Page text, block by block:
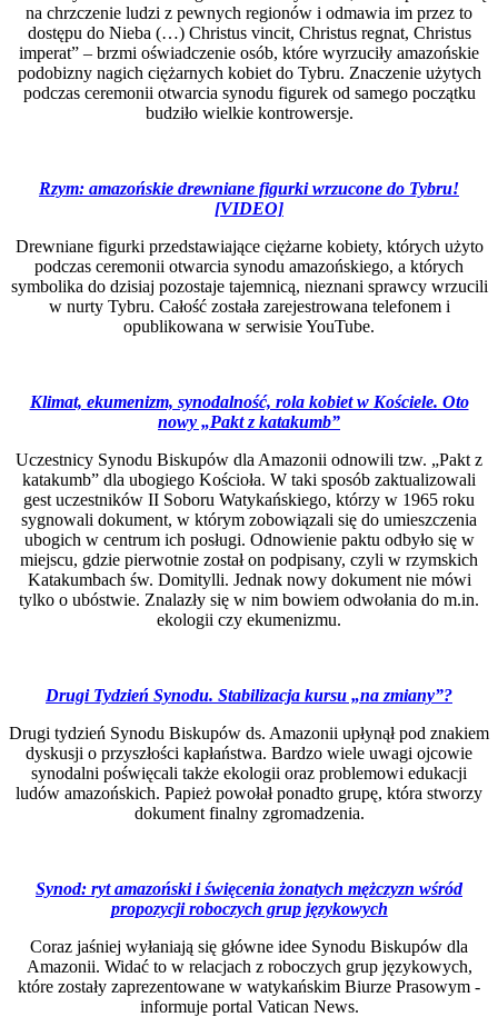
na chrzczenie ludzi z pewnych regionów i odmawia im przez to
dostępu do Nieba (…) Christus vincit, Christus regnat, Christus
imperat” – brzmi oświadczenie osób, które wyrzuciły amazońskie
podobizny nagich ciężarnych kobiet do Tybru. Znaczenie użytych
podczas ceremonii otwarcia synodu figurek od samego początku
budziło wielkie kontrowersje.
Rzym: amazońskie drewniane figurkiwrzucone do Tybru!
[VIDEO]
Drewniane figurki przedstawiające ciężarne kobiety, których użyto
podczas ceremonii otwarcia synodu amazońskiego, a których
symbolika do dzisiaj pozostaje tajemnicą, nieznani sprawcy wrzucili
w nurty Tybru. Całość została zarejestrowana telefonem i
opublikowana w serwisie YouTube.
Klimat, ekumenizm, synodalność, rola kobiet w Kościele. Oto
nowy „Pakt z katakumb”
Uczestnicy Synodu Biskupów dla Amazonii odnowili tzw. „Pakt z
katakumb” dla ubogiego Kościoła. W taki sposób zaktualizowali
gest uczestników II Soboru Watykańskiego, którzy w 1965 roku
sygnowali dokument, w którym zobowiązali się do umieszczenia
ubogich w centrum ich posługi. Odnowienie paktu odbyło się w
miejscu, gdzie pierwotnie został on podpisany, czyli w rzymskich
Katakumbach św. Domitylli. Jednak nowy dokument nie mówi
tylko o ubóstwie. Znalazły się w nim bowiem odwołania do m.in.
ekologii czy ekumenizmu.
Drugi Tydzień Synodu. Stabilizacja kursu „na zmiany”?
Drugi tydzień Synodu Biskupów ds. Amazonii upłynął pod znakiem
dyskusji o przyszłości kapłaństwa. Bardzo wiele uwagi ojcowie
synodalni poświęcali także ekologii oraz problemowi edukacji
ludów amazońskich. Papież powołał ponadto grupę, która stworzy
dokument finalny zgromadzenia.
Synod: ryt amazoński i święcenia żonatych mężczyzn wśród
propozycji roboczych grup językowych
Coraz jaśniej wyłaniają się główne idee Synodu Biskupów dla
Amazonii. Widać to w relacjach z roboczych grup językowych,
które zostały zaprezentowane w watykańskim Biurze Prasowym ­
informuje portal Vatican News.